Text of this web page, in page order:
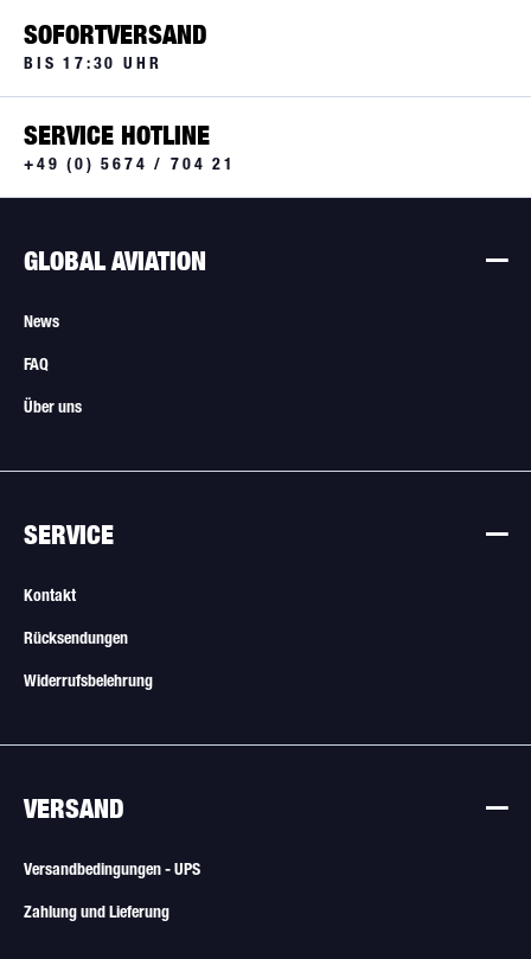
SOFORTVERSAND
BIS 17:30 UHR
SERVICE HOTLINE
+49 (0) 5674 / 704 21
GLOBAL AVIATION
News
FAQ
Über uns
SERVICE
Kontakt
Rücksendungen
Widerrufsbelehrung
VERSAND
Versandbedingungen - UPS
Zahlung und Lieferung